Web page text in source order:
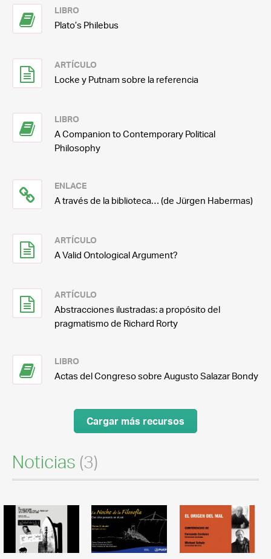
LIBRO
Plato’s Philebus
ARTÍCULO
Locke y Putnam sobre la referencia
LIBRO
A Companion to Contemporary Political
Philosophy
ENLACE
A través de la biblioteca… (de Jürgen Habermas)
ARTÍCULO
A Valid Ontological Argument?
ARTÍCULO
Abstracciones ilustradas: a propósito del
pragmatismo de Richard Rorty
LIBRO
Actas del Congreso sobre Augusto Salazar Bondy
Cargar más recursos
Noticias (3)